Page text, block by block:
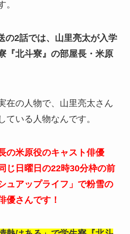
。
の2話では、山里亮太が入学
『北斗寮』の部屋長・米原
在の人物で、山里亮太さん
ている人物なんです。
の米原役のキャスト俳優
じ日曜日の22時30分枠の前
ュアップライフ」で粉雪の
優さんです！